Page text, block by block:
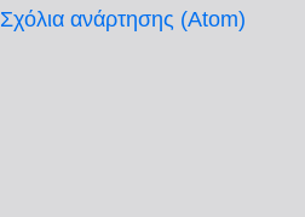
Σχόλια ανάρτησης (Atom)